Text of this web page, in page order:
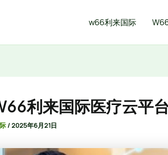
w66利来国际
利来国际医疗云平
/ 2025年6月21日